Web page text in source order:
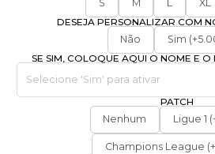
S
M L XL
DESEJA PERSONALIZAR COM
Não
Sim
SE SIM, COLOQUE AQUI O NOME E O
PATCH
Nenhum
Ligue 1
Champions League